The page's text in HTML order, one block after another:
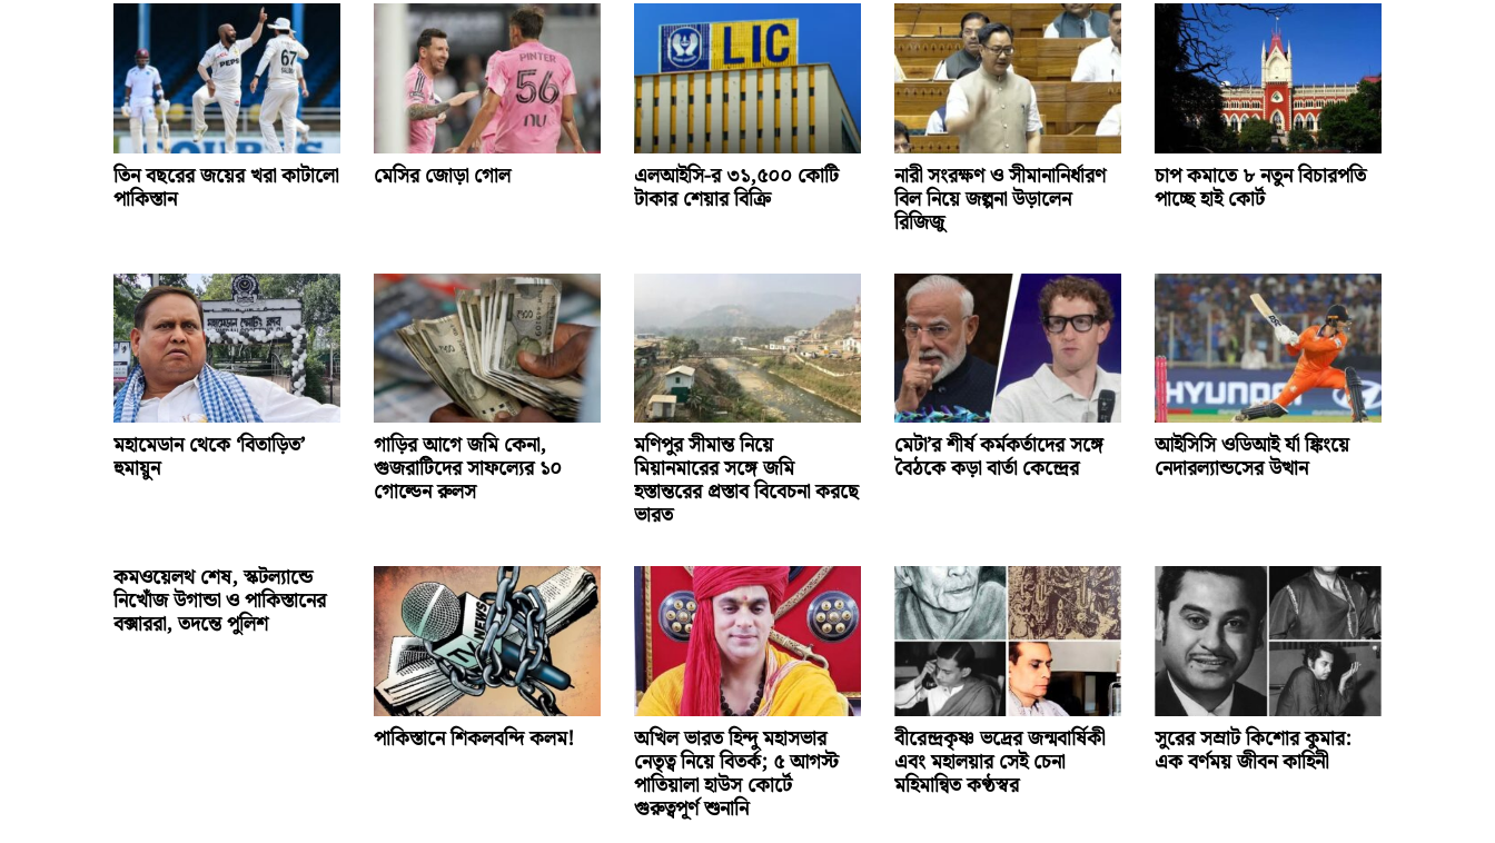
তিন বছরের জয়ের খরা কাটালো
পাকিস্তান
মেসির জোড়া গোল এলআইসি-র ৩১,৫০০ কোটি
টাকার শেয়ার বিক্রি
নারী সংরক্ষণ ও সীমানানির্ধারণ
বিল নিয়ে জল্পনা উড়ালেন
রিজিজু
চাপ কমাতে ৮ নতুন বিচারপতি
পাচ্ছে হাই কোর্ট
মহামেডান থেকে ‘বিতাড়িত’
হুমায়ুন
গাড়ির আগে জমি কেনা,
গুজরাটিদের সাফল্যের ১০
গোল্ডেন রুলস
মণিপুর সীমান্ত নিয়ে
মিয়ানমারের সঙ্গে জমি
হস্তান্তরের প্রস্তাব বিবেচনা করছে
ভারত
মেটা’র শীর্ষ কর্মকর্তাদের সঙ্গে
বৈঠকে কড়া বার্তা কেন্দ্রের
আইসিসি ওডিআই র্যা ঙ্কিংয়ে
নেদারল্যান্ডসের উত্থান
কমওয়েলথ শেষ, স্কটল্যান্ডে
নিখোঁজ উগান্ডা ও পাকিস্তানের
বক্সাররা, তদন্তে পুলিশ
পাকিস্তানে শিকলবন্দি কলম! অখিল ভারত হিন্দু মহাসভার
নেতৃত্ব নিয়ে বিতর্ক; ৫ আগস্ট
পাতিয়ালা হাউস কোর্টে
গুরুত্বপূর্ণ শুনানি
বীরেন্দ্রকৃষ্ণ ভদ্রের জন্মবার্ষিকী
এবং মহালয়ার সেই চেনা
মহিমান্বিত কণ্ঠস্বর
সুরের সম্রাট কিশোর কুমার:
এক বর্ণময় জীবন কাহিনী